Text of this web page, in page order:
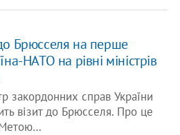
Брюсселя на перше
НАТО на рівні міністрів
закордонних справ України
візит до Брюсселя. Про це
Метою…